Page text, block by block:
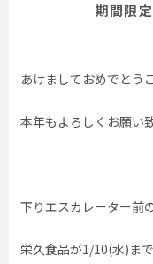
期間限
あけましておめでとう
本年もよろしくお願い
下りエスカレーター前
栄久食品が1/10(水)ま